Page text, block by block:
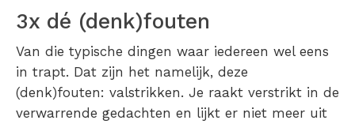
3x dé (denk)fouten
Van die typische dingen waar iedereen wel eens
in trapt. Dat zijn het namelijk, deze
(denk)fouten: valstrikken. Je raakt verstrikt in de
verwarrende gedachten en lijkt er niet meer uit